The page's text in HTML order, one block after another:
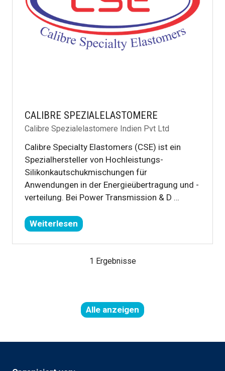
CALIBRE SPEZIALELASTOMERE
Calibre Spezialelastomere Indien Pvt Ltd
Calibre Specialty Elastomers (CSE) ist ein
Spezialhersteller von Hochleistungs-
Silikonkautschukmischungen für
Anwendungen in der Energieübertragung und -
verteilung. Bei Power Transmission & D …
Weiterlesen
(öffnet
sich
1 Ergebnisse
Alle anzeigen
(öffnet
einer